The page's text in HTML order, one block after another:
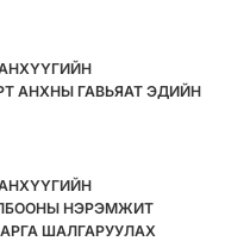
АНХНЫ ГАВЬЯАТ ЭДИЙН
НЭРЭМЖИТ
ШАЛГАРУУЛАХ